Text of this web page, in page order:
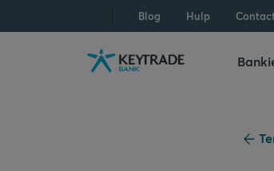
navigatie
aanmelden
inhoud
Blog Hulp